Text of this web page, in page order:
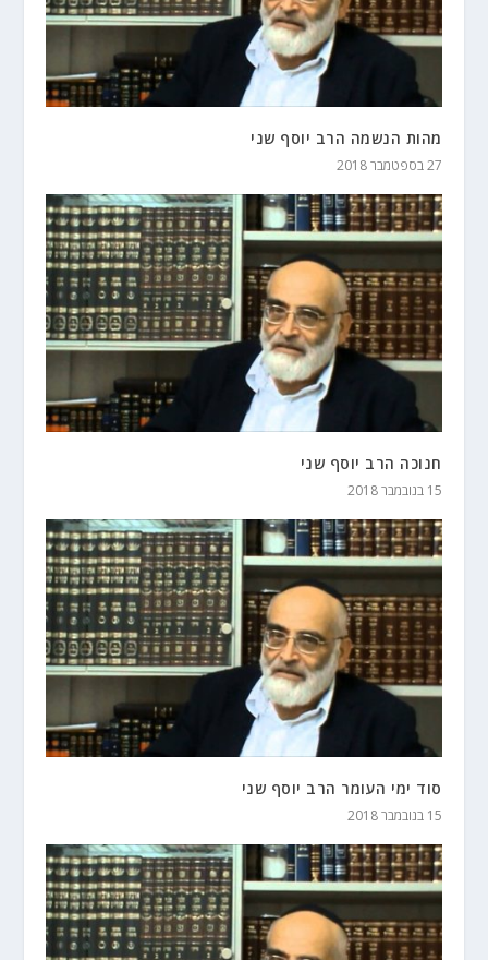
מהות הנשמה הרב יוסף שני
27 בספטמבר 2018
חנוכה הרב יוסף שני
15 בנובמבר 2018
סוד ימי העומר הרב יוסף שני
15 בנובמבר 2018